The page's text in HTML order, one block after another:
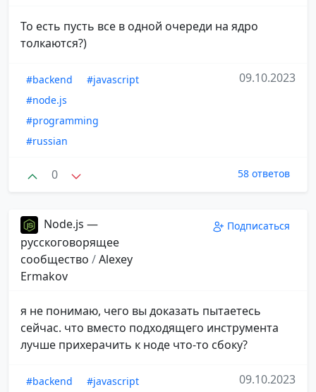
То есть пусть все в одной очереди на ядро
толкаются?)
#backend
#javascript
#node.js
#programming
#russian
09.10.2023
0 58 ответов
Node.js —
русскоговорящее
сообщество /Alexey
Ermakov
Подписаться
я не понимаю, чего вы доказать пытаетесь
сейчас. что вместо подходящего инструмента
лучше прихерачить к ноде что-то сбоку?
#backend #javascript 09.10.2023